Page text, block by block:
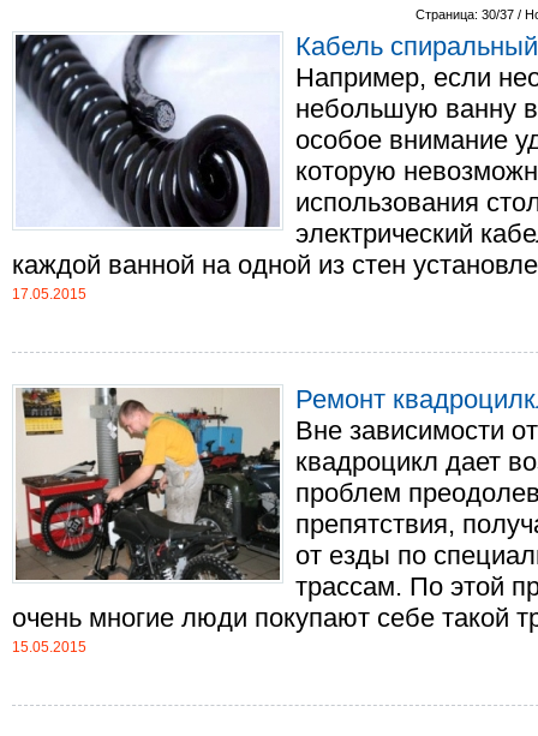
Страница: 30/37 /
Кабель
Например, если
небольшую ванну
особое внимание
которую
использования
электрический
каждой ванной на одной из стен
17.05.2015
Ремонт
Вне зависимости
квадроцикл дает
проблем
препятствия,
от езды по
трассам. По этой
очень многие люди покупают себе такой
15.05.2015